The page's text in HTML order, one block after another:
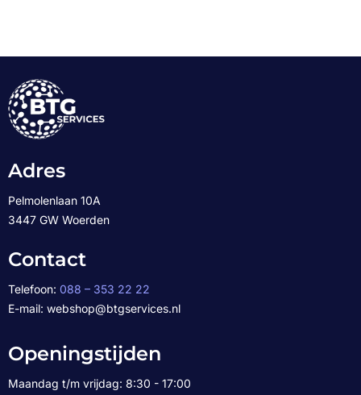
Adres
Pelmolenlaan 10A
3447 GW Woerden
Contact
Telefoon: 088 – 353 22 22
E-mail: webshop@btgservices.nl
Openingstijden
Maandag t/m vrijdag: 8:30 - 17:00